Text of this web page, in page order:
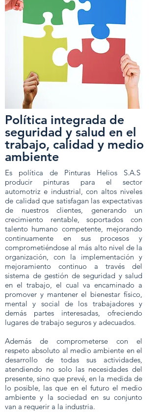
Política integrada de
seguridad y salud en el
trabajo, calidad y medio
ambiente
Es política de Pinturas Helios S.A.S
producir pinturas para el sector
automotriz e industrial, con altos niveles
de calidad que satisfagan las expectativas
de nuestros clientes, generando un
crecimiento rentable, soportados con
talento humano competente, mejorando
continuamente en sus procesos y
comprometiéndose al más alto nivel de la
organización, con la implementación y
mejoramiento continuo a través del
sistema de gestión de seguridad y salud
en el trabajo, el cual va encaminado a
promover y mantener el bienestar físico,
mental y social de los trabajadores y
demás partes interesadas, ofreciendo
lugares de trabajo seguros y adecuados.
Además de comprometerse con el
respeto absoluto al medio ambiente en el
desarrollo de todas sus actividades,
atendiendo no solo las necesidades del
presente, sino que prevé, en la medida de
lo posible, las que en el futuro el medio
ambiente y la sociedad en su conjunto
van a requerir a la industria.